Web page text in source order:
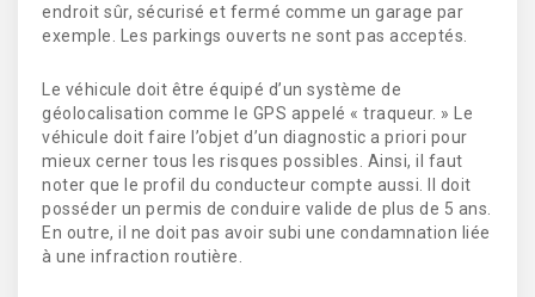
endroit sûr, sécurisé et fermé comme un garage par
exemple. Les parkings ouverts ne sont pas acceptés.
Le véhicule doit être équipé d’un système de
géolocalisation comme le GPS appelé « traqueur. » Le
véhicule doit faire l’objet d’un diagnostic a priori pour
mieux cerner tous les risques possibles. Ainsi, il faut
noter que le profil du conducteur compte aussi. Il doit
posséder un permis de conduire valide de plus de 5 ans.
En outre, il ne doit pas avoir subi une condamnation liée
à une infraction routière.